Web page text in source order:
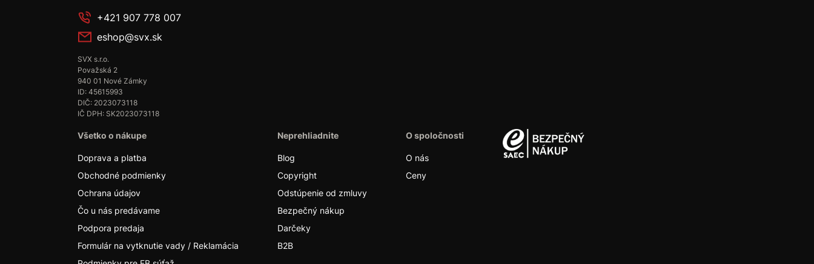
+421 907 778 007
eshop@svx.sk
SVX s.r.o.
Považská 2
940 01 Nové Zámky
ID: 45615993
DIČ: 2023073118
IČ DPH: SK2023073118
Všetko o nákupe
Doprava a platba
Obchodné podmienky
Ochrana údajov
Čo u nás predávame
Podpora predaja
Formulár na vytknutie vady / Reklamácia
Neprehliadnite
Blog
Copyright
Odstúpenie od zmluvy
Bezpečný nákup
Darčeky
B2B
O spoločnosti
O nás
Ceny